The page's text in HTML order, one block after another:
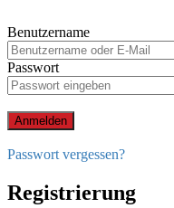
Benutzername
Passwort
Anmelden
Passwort vergessen?
Registrierung